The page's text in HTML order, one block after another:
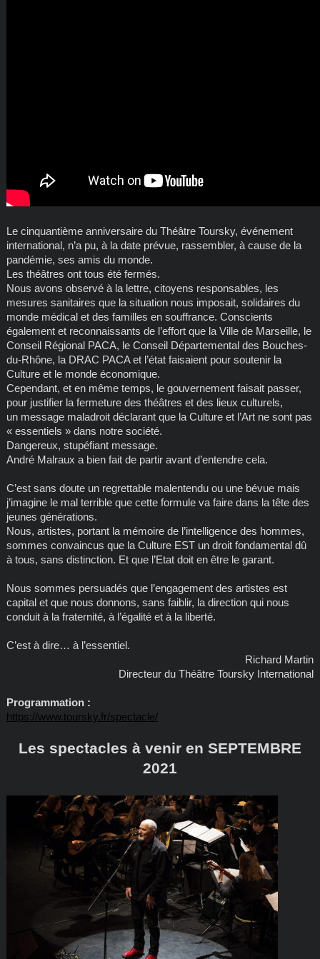
Le cinquantième anniversaire du Théâtre Toursky, événement
international, n’a pu, à la date prévue, rassembler, à cause de la
pandémie, ses amis du monde.
Les théâtres ont tous été fermés.
Nous avons observé à la lettre, citoyens responsables, les
mesures sanitaires que la situation nous imposait, solidaires du
monde médical et des familles en souffrance. Conscients
également et reconnaissants de l’effort que la Ville de Marseille, le
Conseil Régional PACA, le Conseil Départemental des Bouches-
du-Rhône, la DRAC PACA et l’état faisaient pour soutenir la
Culture et le monde économique.
Cependant, et en même temps, le gouvernement faisait passer,
pour justifier la fermeture des théâtres et des lieux culturels,
un message maladroit déclarant que la Culture et l’Art ne sont pas
« essentiels » dans notre société.
Dangereux, stupéfiant message.
André Malraux a bien fait de partir avant d’entendre cela.
C’est sans doute un regrettable malentendu ou une bévue mais
j’imagine le mal terrible que cette formule va faire dans la tête des
jeunes générations.
Nous, artistes, portant la mémoire de l’intelligence des hommes,
sommes convaincus que la Culture EST un droit fondamental dû
à tous, sans distinction. Et que l’Etat doit en être le garant.
Nous sommes persuadés que l’engagement des artistes est
capital et que nous donnons, sans faiblir, la direction qui nous
conduit à la fraternité, à l’égalité et à la liberté.
C’est à dire… à l’essentiel.
Richard Martin
Directeur du Théâtre Toursky International
Programmation :
https://www.toursky.fr/spectacle/
Les spectacles à venir en SEPTEMBRE
2021